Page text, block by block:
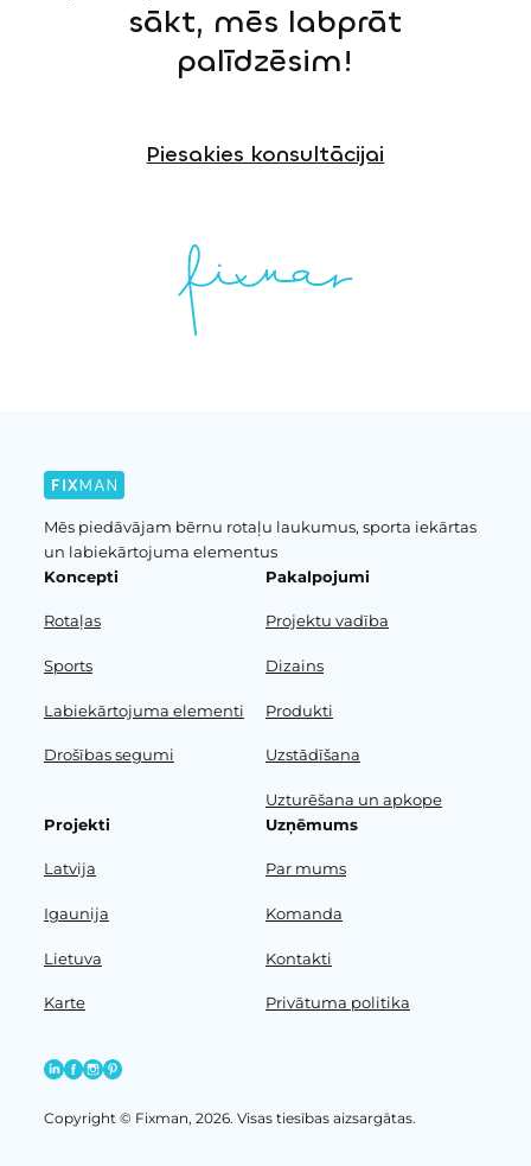
sākt, mēs labprāt
palīdzēsim!
Piesakies konsultācijai
Mēs piedāvājam bērnu rotaļu laukumus, sporta iekārtas
un labiekārtojuma elementus
Koncepti
Rotaļas
Sports
Labiekārtojuma elementi
Drošības segumi
Pakalpojumi
Projektu vadība
Dizains
Produkti
Uzstādīšana
Uzturēšana un apkope
Projekti
Latvija
Igaunija
Lietuva
Karte
Uzņēmums
Par mums
Komanda
Kontakti
Privātuma politika
Copyright © Fixman, 2026. Visas tiesības aizsargātas.